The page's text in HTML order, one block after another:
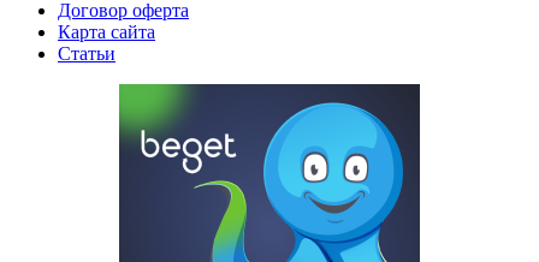
Договор оферта
Карта сайта
Статьи